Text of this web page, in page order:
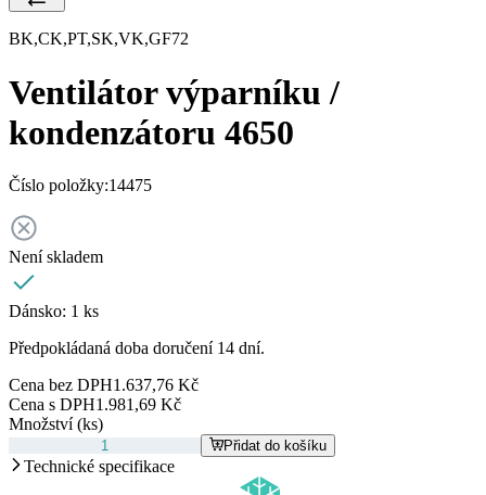
BK,CK,PT,SK,VK,GF72
Ventilátor výparníku /
kondenzátoru 4650
Číslo položky:14475
Není skladem
Dánsko: 1 ks
Předpokládaná doba doručení 14 dní.
Cena bez DPH1.637,76 Kč
Cena s DPH1.981,69 Kč
Množství (ks)
Přidat do košíku
Technické specifikace